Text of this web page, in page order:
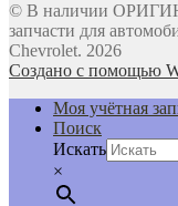
© В наличии
запчасти для
Chevrolet. 2026
Создано с помощью
Моя учётная
Поиск
Искать
×